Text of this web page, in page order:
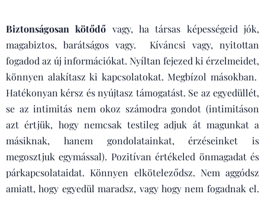
Biztonságosan kötődő vagy, ha társas képességeid jók,
magabiztos, barátságos vagy. Kíváncsi vagy, nyitottan
fogadod az új információkat. Nyíltan fejezed ki érzelmeidet,
könnyen alakítasz ki kapcsolatokat. Megbízol másokban.
Hatékonyan kérsz és nyújtasz támogatást. Se az egyedüllét,
se az intimitás nem okoz számodra gondot (intimitáson
azt értjük, hogy nemcsak testileg adjuk át magunkat a
másiknak, hanem gondolatainkat, érzéseinket is
megosztjuk egymással). Pozitívan értékeled önmagadat és
párkapcsolataidat. Könnyen elköteleződsz. Nem aggódsz
amiatt, hogy egyedül maradsz, vagy hogy nem fogadnak el.